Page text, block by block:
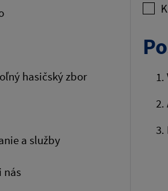
hasičský zbor
a služby
nás